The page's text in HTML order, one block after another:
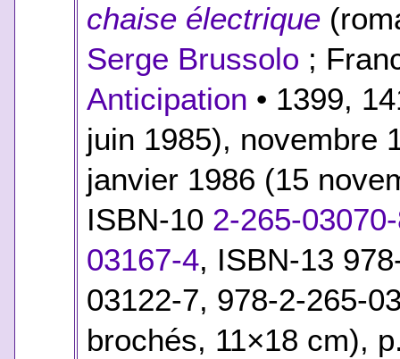
chaise électrique
Serge Brussolo ;
Anticipation • 1399,
juin 1985), novembre
janvier 1986 (15
ISBN-10 2-265-
03167-4, ISBN-13
03122-7, 978-2-265-
brochés, 11×18 cm),